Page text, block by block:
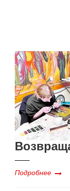
Подробнее